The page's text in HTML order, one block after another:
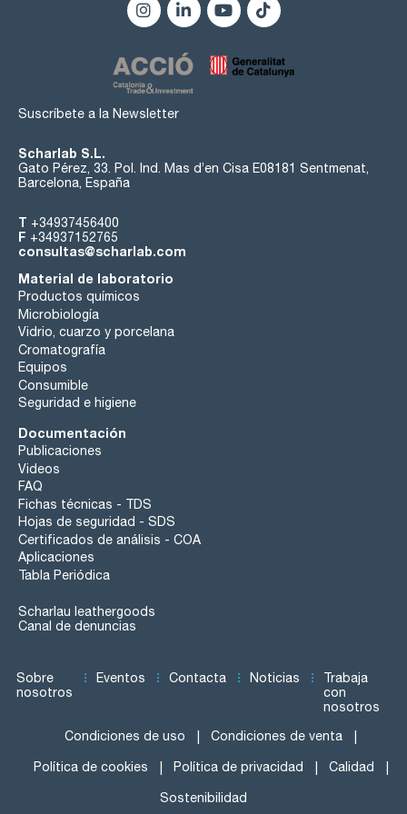
Suscríbete a la Newsletter
Scharlab S.L.
Gato Pérez, 33. Pol. Ind. Mas d’en Cisa E08181 Sentmenat,
Barcelona, España
T +34937456400
F +34937152765
consultas@scharlab.com
Material de laboratorio
Productos químicos
Microbiología
Vidrio, cuarzo y porcelana
Cromatografía
Equipos
Consumible
Seguridad e higiene
Documentación
Publicaciones
Videos
FAQ
Fichas técnicas - TDS
Hojas de seguridad - SDS
Certificados de análisis - COA
Aplicaciones
Tabla Periódica
Scharlau leathergoods
Canal de denuncias
Sobre
nosotros
Eventos Contacta Noticias
Trabaja
con
nosotros
Condiciones de uso Condiciones de venta
Política de cookies Política de privacidad Calidad
Sostenibilidad